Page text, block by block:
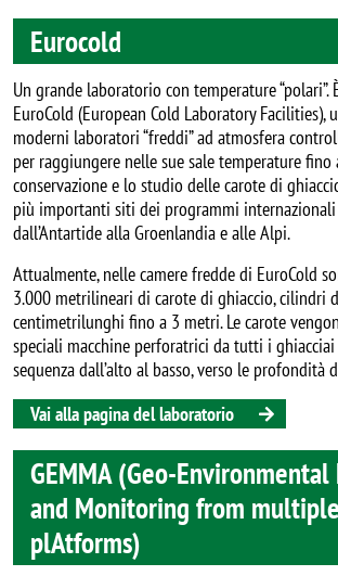
Eurocold
Un grande laboratorio con temperature
EuroCold (European Cold Laboratory
moderni laboratori “freddi” ad atmosfera
per raggiungere nelle sue sale temperature fino
conservazione e lo studio delle carote di
più importanti siti dei programmi
dall’Antartide alla Groenlandia e alle Alpi.
Attualmente, nelle camere fredde di EuroCold
3.000 metrilineari di carote di ghiaccio, cilindri
centimetrilunghi fino a 3 metri. Le carote
speciali macchine perforatrici da tutti i
sequenza dall’alto al basso, verso le profondità
Vai alla pagina del laboratorio
GEMMA (Geo-
and Monitoring from multiple
plAtforms)